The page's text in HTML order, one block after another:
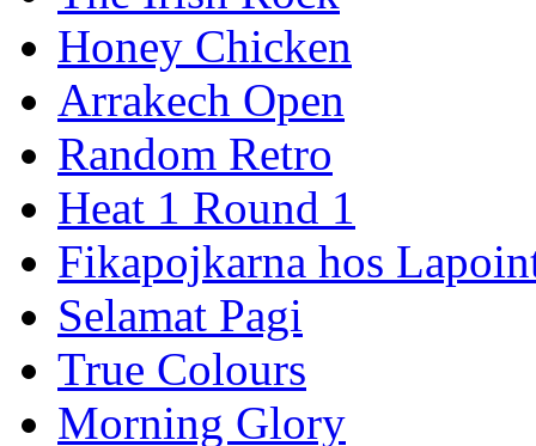
Honey Chicken
Arrakech Open
Random Retro
Heat 1 Round 1
Fikapojkarna hos
Selamat Pagi
True Colours
Morning Glory